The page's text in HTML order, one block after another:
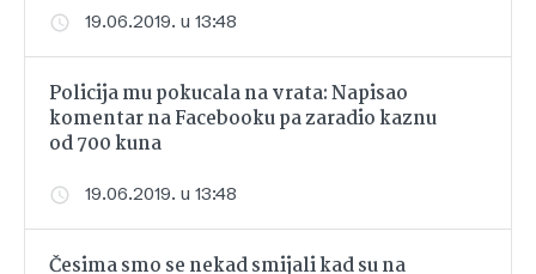
19.06.2019. u 13:48
Policija mu pokucala na vrata: Napisao
komentar na Facebooku pa zaradio kaznu
od 700 kuna
19.06.2019. u 13:48
Česima smo se nekad smijali kad su na